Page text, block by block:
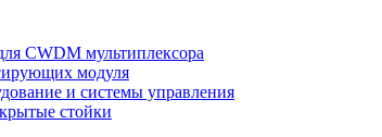
CWDM мультиплексора
модуля
и системы управления
стойки